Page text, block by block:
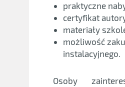
praktyczne
certyfikat
materiały
możliwość
instalacyjnego.
Osoby